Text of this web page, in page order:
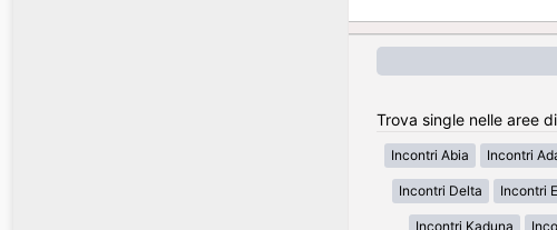
Trova single nelle aree
Incontri Abia Incontri
Incontri Delta Incontri
Incontri Kaduna